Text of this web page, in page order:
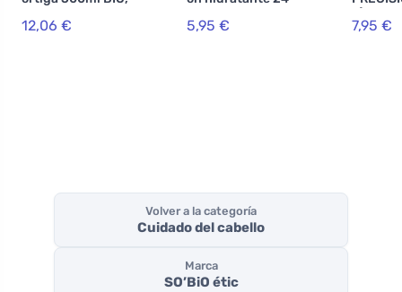
12,06 €
burra -
5,95 €
g) 02
- realza
7,95 €
Volver a la categoría
Cuidado del cabello
Marca
SO’BiO étic